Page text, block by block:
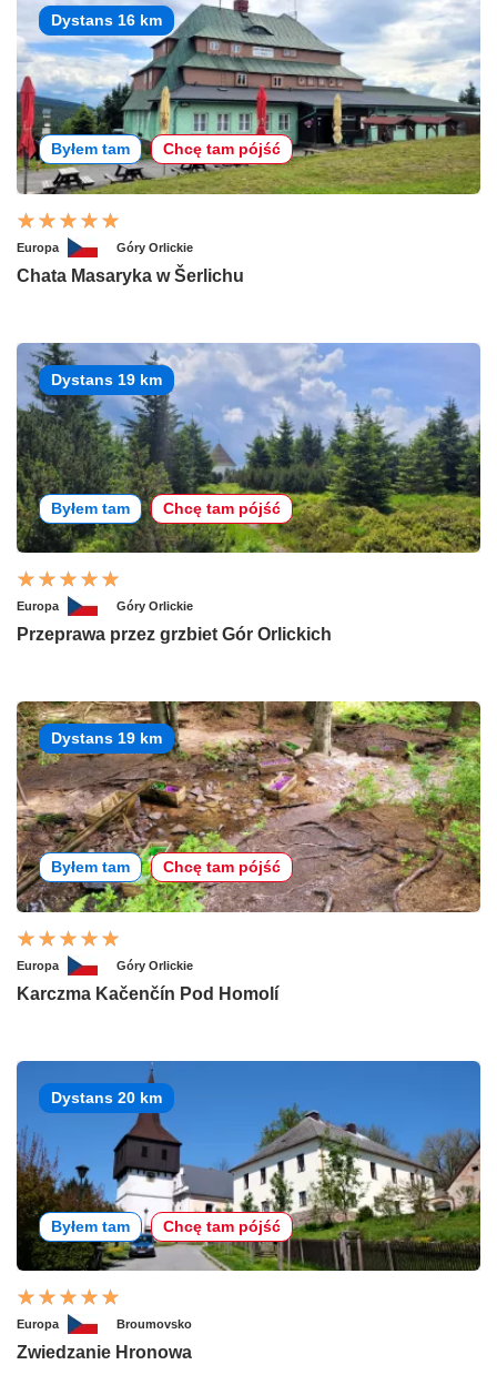
Dystans 16 km
Byłem tam Chcę tam pójść
Europa Góry Orlickie
Chata Masaryka w Šerlichu
Dystans 19 km
Byłem tam Chcę tam pójść
Europa Góry Orlickie
Przeprawa przez grzbiet Gór Orlickich
Dystans 19 km
Byłem tam Chcę tam pójść
Europa Góry Orlickie
Karczma Kačenčín Pod Homolí
Dystans 20 km
Byłem tam Chcę tam pójść
Europa Broumovsko
Zwiedzanie Hronowa